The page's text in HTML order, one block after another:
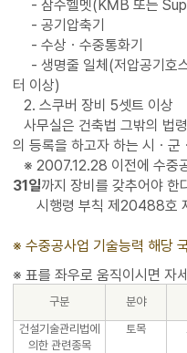
- 잠수헬멧(KMB 또는
- 공기압축기
- 수상ㆍ수중통화기
- 생명줄 일체(저압공기호
터 이상)
2. 스쿠버 장비 5셋트 이상
사무실은 건축법 그밖의 법
의 등록을 하고자 하는 시ㆍ군
※ 2007.12.28 이전에 수중
31일까지 장비를 갖추어야 한
시행령 부칙 제20488호
※ 수중공사업 기술능력 해당
구분 분야
건설기술관리법에
의한 관련종목
토목